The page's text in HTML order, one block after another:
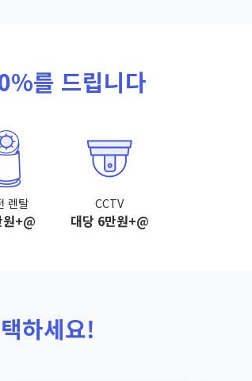
를 드립니다
렌탈
+@
CCTV
대당 6만원+@
하세요!